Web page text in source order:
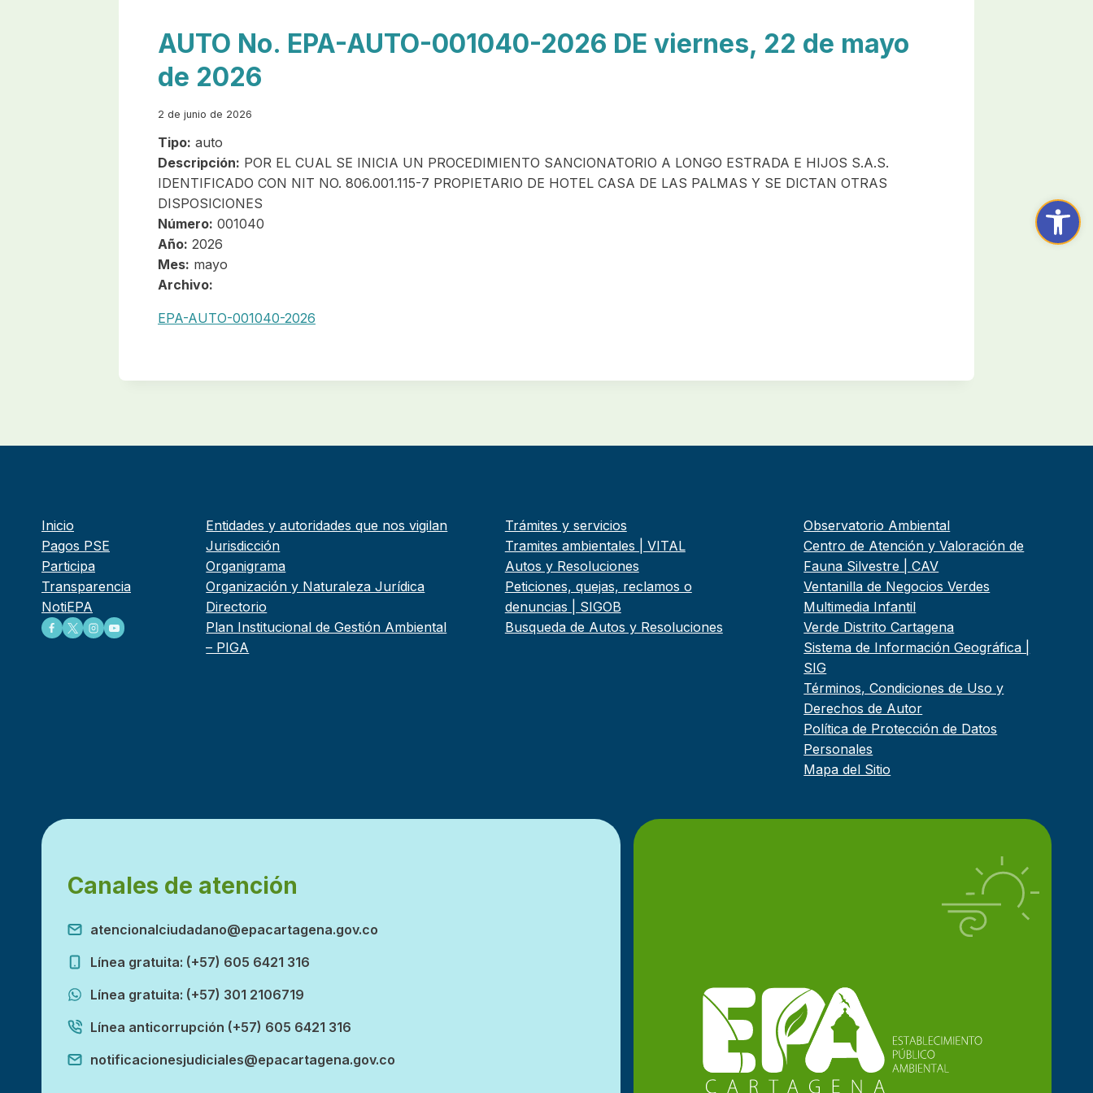
Abrir
AUTO No. EPA-AUTO-001040-2026 DE viernes, 22 de mayo
de 2026
2 de junio de 2026
Tipo: auto
Descripción: POR EL CUAL SE INICIA UN PROCEDIMIENTO SANCIONATORIO A LONGO ESTRADA E HIJOS S.A.S.
IDENTIFICADO CON NIT NO. 806.001.115-7 PROPIETARIO DE HOTEL CASA DE LAS PALMAS Y SE DICTAN OTRAS
DISPOSICIONES
Número: 001040
Año: 2026
Mes: mayo
Archivo:
EPA-AUTO-001040-2026
Inicio
Pagos PSE
Participa
Transparencia
NotiEPA
Entidades y autoridades que nos vigilan
Jurisdicción
Organigrama
Organización y Naturaleza Jurídica
Directorio
Plan Institucional de Gestión Ambiental
– PIGA
Trámites y servicios
Tramites ambientales | VITAL
Autos y Resoluciones
Peticiones, quejas, reclamos o
denuncias | SIGOB
Busqueda de Autos y Resoluciones
Observatorio Ambiental
Centro de Atención y Valoración de
Fauna Silvestre | CAV
Ventanilla de Negocios Verdes
Multimedia Infantil
Verde Distrito Cartagena
Sistema de Información Geográfica |
SIG
Términos, Condiciones de Uso y
Derechos de Autor
Política de Protección de Datos
Personales
Mapa del Sitio
Canales de atención
atencionalciudadano@epacartagena.gov.co
Línea gratuita: (+57) 605 6421 316
Línea gratuita: (+57) 301 2106719
Línea anticorrupción (+57) 605 6421 316
notificacionesjudiciales@epacartagena.gov.co